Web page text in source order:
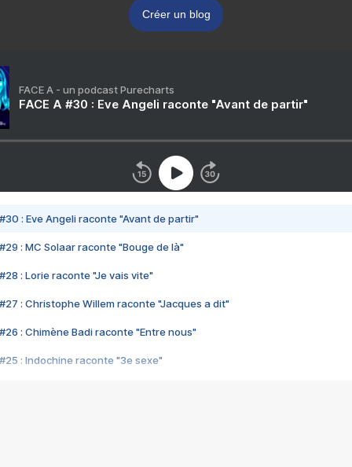
Créer un blog
FACE A - un podcast Purecharts
FACE A #30 : Eve Angeli raconte "Avant de partir"
#30 : Eve Angeli raconte "Avant de partir"
#29 : MC Solaar raconte "Bouge de là"
#28 : Lorie raconte "Je vais vite"
#27 : Christophe Willem raconte "Jacques a dit"
#26 : Chimène Badi raconte "Entre nous"
#25 : Indochine raconte "3e sexe"